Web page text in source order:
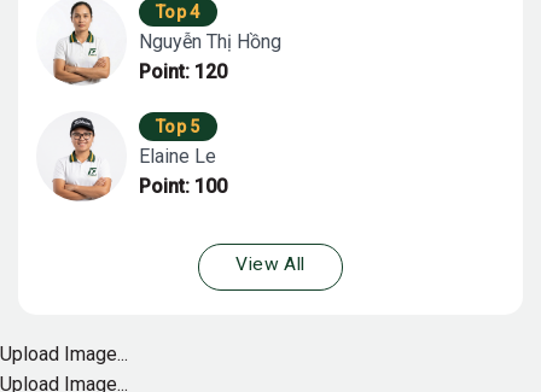
Top 4
Nguyễn Thị Hồng
Point: 120
Top 5
Elaine Le
Point: 100
View All
Upload Image...
Upload Image...